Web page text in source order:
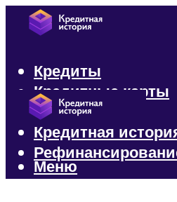
Кредиты
Кредитные карты
Микрозаймы
Кредитная
Меню